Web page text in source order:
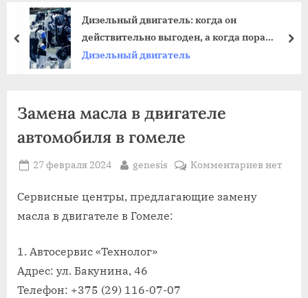
Дизельный двигатель: когда он
действительно выгоден, а когда пора
смотреть на гибриды и электро
Дизельный двигатель
prev
Замена масла в двигателе
автомобиля в гомеле
Posted
27 февраля 2024 By
genesis Комментариевкнет
Сервисные центры, предлагающие замену
масла в двигателе в Гомеле:
1. Автосервис «Технолог»
Адрес: ул. Бакунина, 46
Телефон: +375 (29) 116-07-07